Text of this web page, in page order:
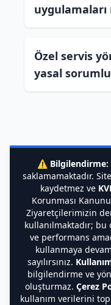
uygulamaları
Özel servis
yasal
⚠️ Bilgilendirme:
saklamamaktadır.
kaydetmez ve
Korunması
Ziyaretçilerimizin
kullanılmaktadır; bu
ve performans
kullanmaya
sayılırsınız.
bilgilendirme ve
oluşturmaz. Çerez
kullanım verilerini